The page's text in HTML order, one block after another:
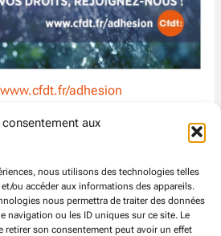
consentement aux
nous utilisons des technologies telles
ou accéder aux informations des appareils.
nous permettra de traiter des données
navigation ou les ID uniques sur ce site. Le
retirer son consentement peut avoir un effet
adhesion
vous intéresse ?
et rejoignez-nous !
obtenir de nouveaux droits !